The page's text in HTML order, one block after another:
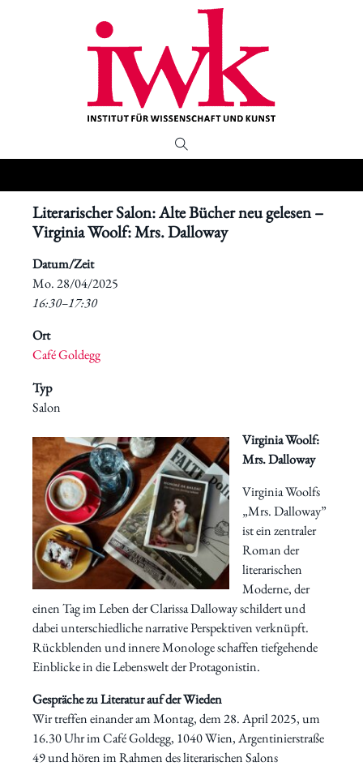
Literarischer Salon: Alte Bücher neu gelesen –
Virginia Woolf: Mrs. Dalloway
Datum/Zeit
​Mo. 28/04/2025
16:30–17:30
Ort
Café Goldegg
Typ
Salon
Virginia Woolf:
Mrs. Dalloway
Virginia Woolfs
„Mrs. Dalloway”
ist ein zentraler
Roman der
literarischen
Moderne, der
einen Tag im Leben der Clarissa Dalloway schildert und
dabei unterschiedliche narrative Perspektiven verknüpft.
Rückblenden und innere Monologe schaffen tiefgehende
Einblicke in die Lebenswelt der Protagonistin.
Gespräche zu Literatur auf der Wieden
Wir treffen einander am Montag, dem 28. April 2025, um
16.30 Uhr im Café Goldegg, 1040 Wien, Argentinierstraße
49 und hören im Rahmen des literarischen Salons